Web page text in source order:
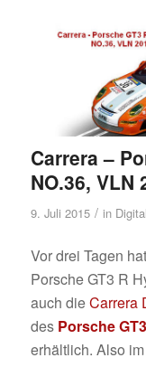
Carrera –
NO.36, VLN
9. Juli 2015 / in
Vor drei Tagen
Porsche GT3 R
auch dieCarrera
des Porsche
erhältlich. Also